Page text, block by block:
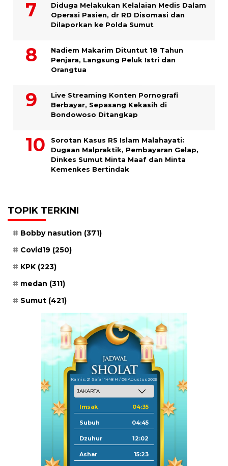
Diduga Melakukan Kelalaian Medis Dalam
Operasi Pasien, dr RD Disomasi dan
Dilaporkan ke Polda Sumut
​Nadiem Makarim Dituntut 18 Tahun
Penjara, Langsung Peluk Istri dan
Orangtua
Live Streaming Konten Pornografi
Berbayar, Sepasang Kekasih di
Bondowoso Ditangkap
Sorotan Kasus RS Islam Malahayati:
Dugaan Malpraktik, Pembayaran Gelap,
Dinkes Sumut Minta Maaf dan Minta
Kemenkes Bertindak
TOPIK TERKINI
Bobby nasution (371)
Covid19 (250)
KPK (223)
medan (311)
Sumut (421)
Kamis, 21 Safar 1448 H / 06 Agustus 2026
Imsak 04:35
Subuh 04:45
Dzuhur 12:02
Ashar 15:23